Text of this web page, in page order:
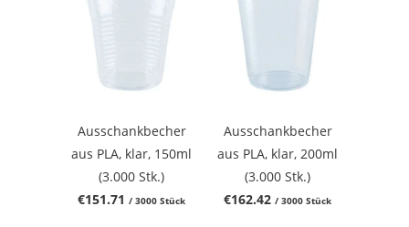
Ausschankbecher
aus PLA, klar, 150ml
(3.000 Stk.)
€151.71 / 3000 Stück
Ausschankbecher
aus PLA, klar, 200ml
(3.000 Stk.)
€162.42 / 3000 Stück